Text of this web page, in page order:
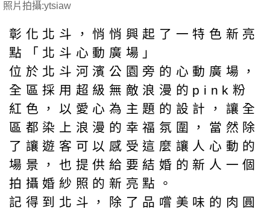
照片拍攝:ytsiaw
彰化北斗，悄悄興起了一特色新亮
點「北斗心動廣場」
位於北斗河濱公園旁的心動廣場，
全區採用超級無敵浪漫的pink粉
紅色，以愛心為主題的設計，讓全
區都染上浪漫的幸福氛圍，當然除
了讓遊客可以感受這麼讓人心動的
場景，也提供給要結婚的新人一個
拍攝婚紗照的新亮點。
記得到北斗，除了品嚐美味的肉圓